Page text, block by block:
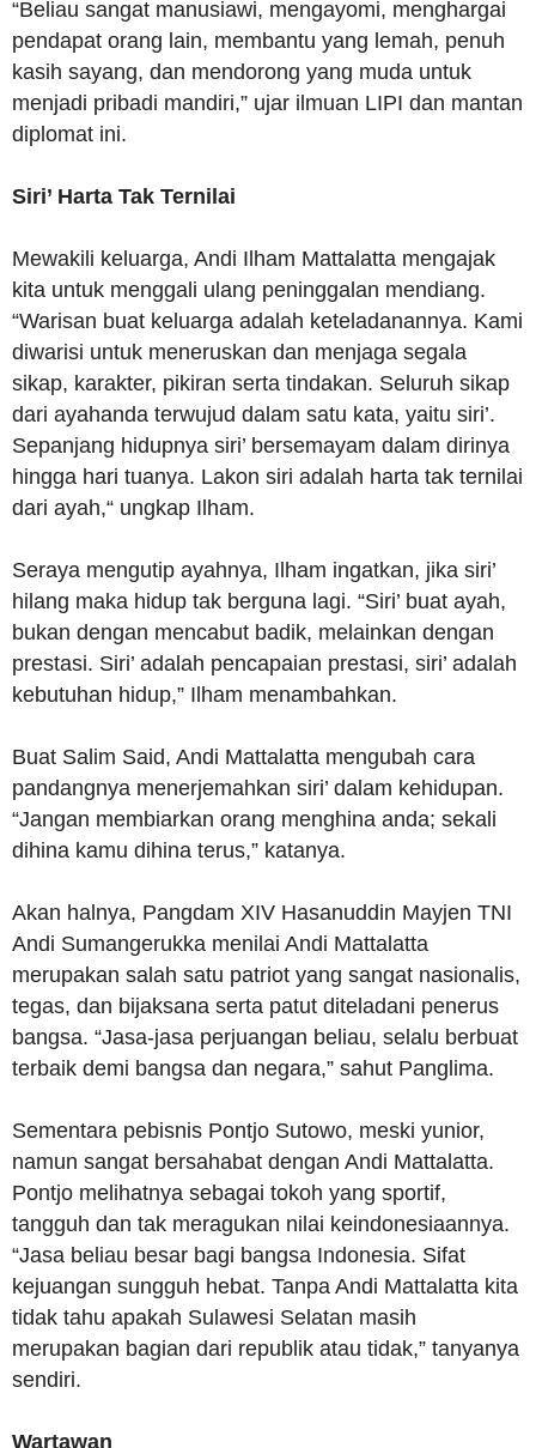
“Beliau sangat manusiawi, mengayomi, menghargai
pendapat orang lain, membantu yang lemah, penuh
kasih sayang, dan mendorong yang muda untuk
menjadi pribadi mandiri,” ujar ilmuan LIPI dan mantan
diplomat ini.
Siri’ Harta Tak Ternilai
Mewakili keluarga, Andi Ilham Mattalatta mengajak
kita untuk menggali ulang peninggalan mendiang.
“Warisan buat keluarga adalah keteladanannya. Kami
diwarisi untuk meneruskan dan menjaga segala
sikap, karakter, pikiran serta tindakan. Seluruh sikap
dari ayahanda terwujud dalam satu kata, yaitu siri’.
Sepanjang hidupnya siri’ bersemayam dalam dirinya
hingga hari tuanya. Lakon siri adalah harta tak ternilai
dari ayah,“ ungkap Ilham.
Seraya mengutip ayahnya, Ilham ingatkan, jika siri’
hilang maka hidup tak berguna lagi. “Siri’ buat ayah,
bukan dengan mencabut badik, melainkan dengan
prestasi. Siri’ adalah pencapaian prestasi, siri’ adalah
kebutuhan hidup,” Ilham menambahkan.
Buat Salim Said, Andi Mattalatta mengubah cara
pandangnya menerjemahkan siri’ dalam kehidupan.
“Jangan membiarkan orang menghina anda; sekali
dihina kamu dihina terus,” katanya.
Akan halnya, Pangdam XIV Hasanuddin Mayjen TNI
Andi Sumangerukka menilai Andi Mattalatta
merupakan salah satu patriot yang sangat nasionalis,
tegas, dan bijaksana serta patut diteladani penerus
bangsa. “Jasa-jasa perjuangan beliau, selalu berbuat
terbaik demi bangsa dan negara,” sahut Panglima.
Sementara pebisnis Pontjo Sutowo, meski yunior,
namun sangat bersahabat dengan Andi Mattalatta.
Pontjo melihatnya sebagai tokoh yang sportif,
tangguh dan tak meragukan nilai keindonesiaannya.
“Jasa beliau besar bagi bangsa Indonesia. Sifat
kejuangan sungguh hebat. Tanpa Andi Mattalatta kita
tidak tahu apakah Sulawesi Selatan masih
merupakan bagian dari republik atau tidak,” tanyanya
sendiri.
Wartawan